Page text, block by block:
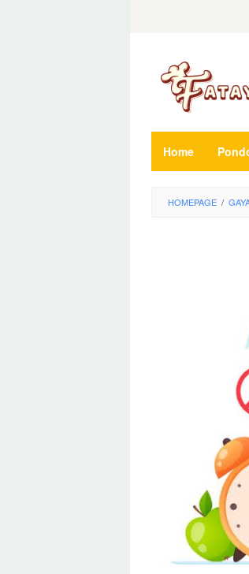
Home
HOMEPAGE /